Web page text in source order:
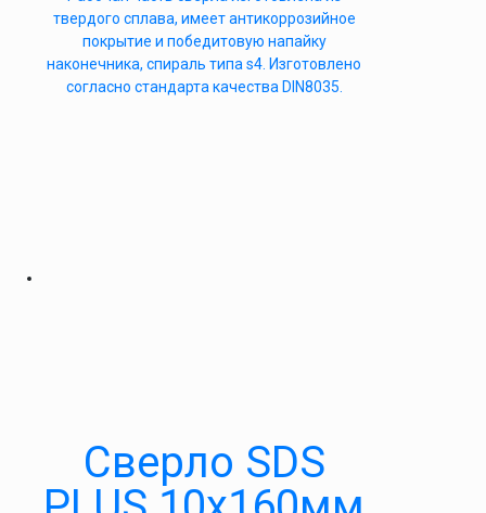
твердого сплава, имеет антикоррозийное
покрытие и победитовую напайку
наконечника, спираль типа s4. Изготовлено
согласно стандарта качества DIN8035.
Сверло SDS